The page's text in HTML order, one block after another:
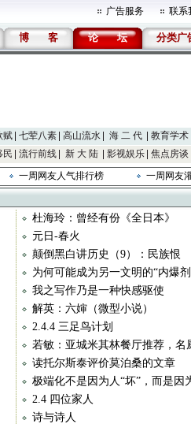
广告服务 联系
博 客 论 坛 分类广
赋 七荤八素 高山流水 海 二 代 教育学术
民 流行前线 新 大 陆 影视娱乐 焦点房谈
一周网友人气排行榜 一周网友
杜海玲：曾经有份《全日本》
元日-春火
颠倒黑白讲历史（9）：民族恨
为何可能成为另一文明的“内爆剂
我之写作乃是一种快感驱使
解英：六婶（微型小说）
2.4.4 三足鸟计划
若敏：亚城米其林餐厅推荐，名
读托尔斯泰评价莫泊桑的文章
极端化不是因为人“坏”，而是因
2.4 四位家人
诗与诗人